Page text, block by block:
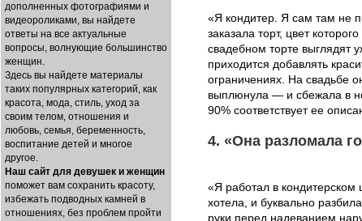
дополненных фотографиями и
видеороликами, вы найдете
ответы на все актуальные
вопросы, волнующие большинство
женщин.
Здесь вы найдете материалы
таких популярных категорий, как
красота, мода, стиль, уход за
своим телом, отношения и
любовь, семья, беременность,
воспитание детей и многое
другое.
Наш сайт для девушек и женщин
поможет вам сохранить красоту,
избежать подводных камней в
отношениях, без проблем пройти
«Я кондитер. Я сам там не
заказала торт, цвет
свадебном торте выглядят
приходится добавлять
ограничениях. На свадьбе
выплюнула — и сбежала в
90% соответствует ее
4. «Она разломала
«Я работал в кондитерском
хотела, и буквально
руки перед надеванием